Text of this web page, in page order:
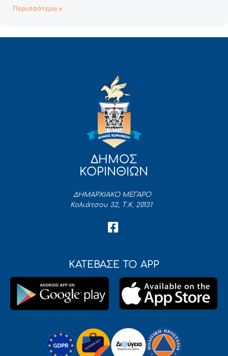
Περισσότερα »
ΔΗΜΟΣ
ΚΟΡΙΝΘΙΩΝ
ΔΗΜΑΡΧΙΑΚΟ ΜΕΓΑΡΟ
Κολιάτσου 32, Τ.Κ. 20131
ΚΑΤΕΒΑΣΕ ΤΟ APP